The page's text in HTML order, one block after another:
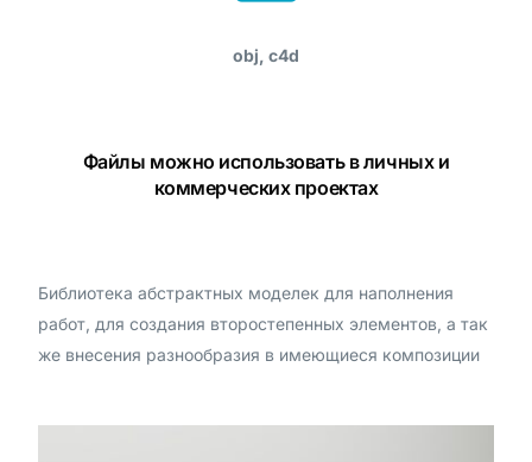
obj, c4d
Файлы можно использовать в личных и
коммерческих проектах
Библиотека абстрактных моделек для наполнения
работ, для создания второстепенных элементов, а так
же внесения разнообразия в имеющиеся композиции